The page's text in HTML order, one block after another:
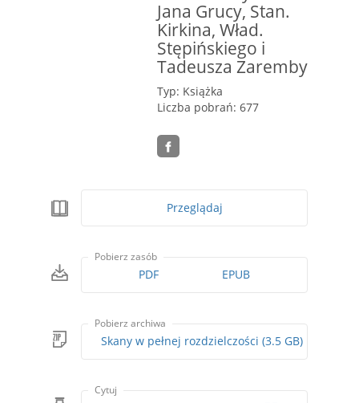
Jana Grucy, Stan.
Kirkina, Wład.
Stępińskiego i
Tadeusza Zaremby
Typ: Książka
Liczba pobrań: 677
Przeglądaj
Pobierz zasób
PDF EPUB
Pobierz archiwa
Skany w pełnej rozdzielczości (3.5 GB)
Cytuj